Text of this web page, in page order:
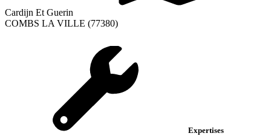
Cardijn Et Guerin
COMBS LA VILLE (77380)
Expertises